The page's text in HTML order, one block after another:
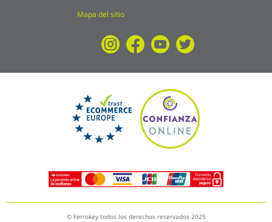
Mapa del sitio
© Ferrokey todos los derechos reservados 2025